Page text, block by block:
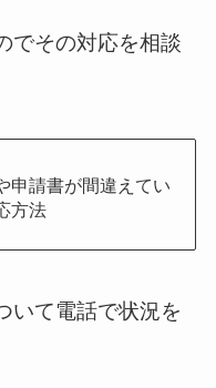
でその対応を相談
申請書が間違えてい
方法
いて電話で状況を